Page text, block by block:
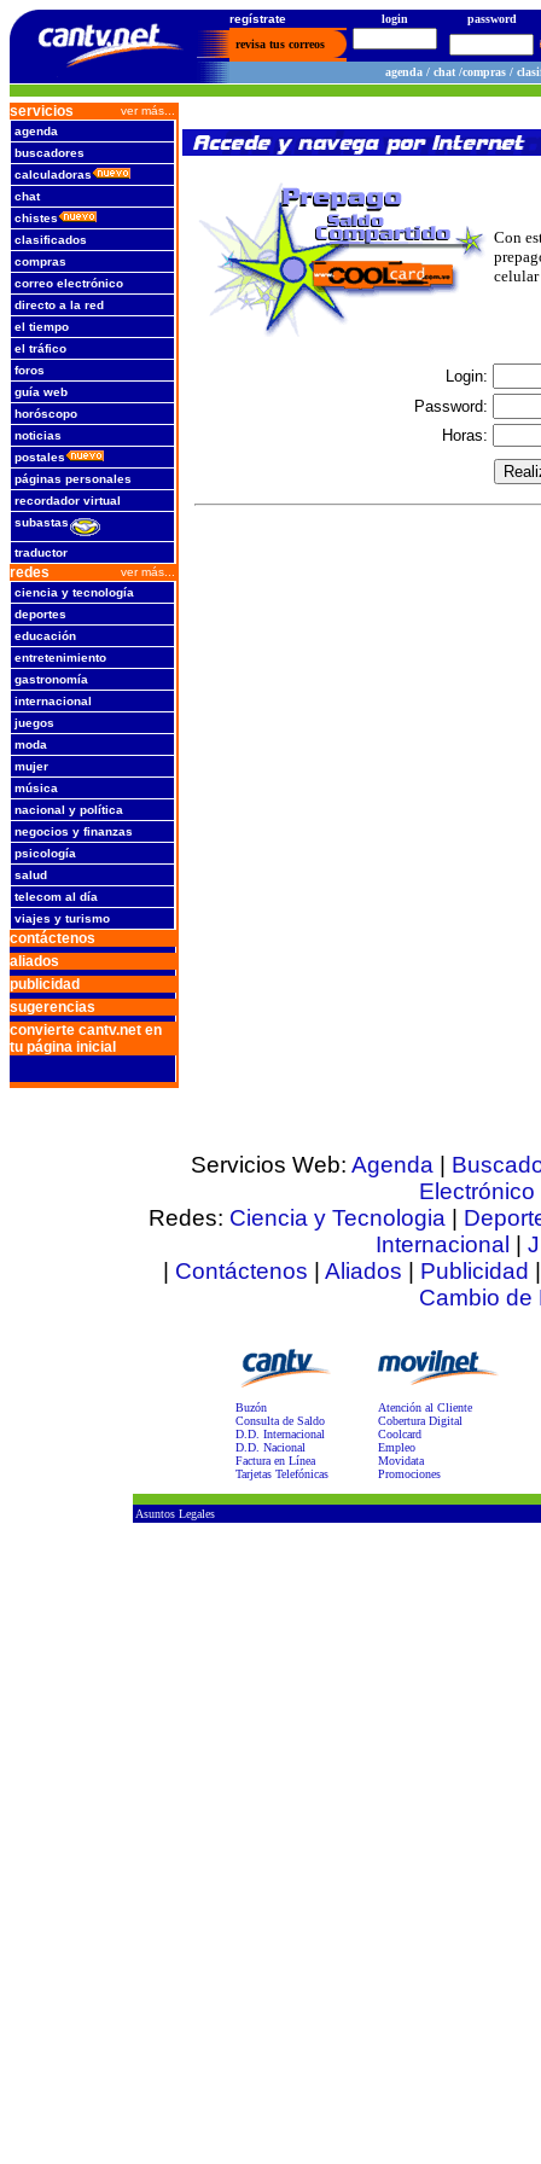
regístrate login
password
revisa tus correos
agenda/ chat/compras/
servicios
ver más...
agenda
buscadores
calculadoras
chat
chistes
clasificados
compras
correo electrónico
directo a la red
el tiempo
el tráfico
foros
guía web
horóscopo
noticias
postales
páginas personales
recordador virtual
subastas
traductor
redes
ver más...
ciencia y tecnología
deportes
educación
entretenimiento
gastronomía
internacional
juegos
moda
mujer
música
nacional y política
negocios y finanzas
psicología
salud
telecom al día
viajes y turismo
contáctenos
aliados
publicidad
sugerencias
convierte cantv.net en
tu página inicial
Con
celular
Login:
Password:
Horas:
Servicios Web: Agenda
Electrónico
Redes: Ciencia y Tecnologia
Internacional
Contáctenos Aliados Publicidad
Cambio de
Buzón
Consulta de Saldo
D.D. Internacional
D.D. Nacional
Factura en Línea
Tarjetas Telefónicas
Atención al Cliente
Cobertura Digital
Coolcard
Empleo
Movidata
Promociones
Asuntos Legales